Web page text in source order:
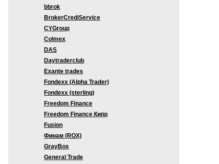
bbrok
BrokerCrediService
CYGroup
Colmex
DAS
Daytraderclub
Exante trades
Fondexx (Alpha Trader)
Fondexx (sterling)
Freedom Finance
Freedom Finance Кипр
Fusion
Финам (ROX)
GrayBox
General Trade